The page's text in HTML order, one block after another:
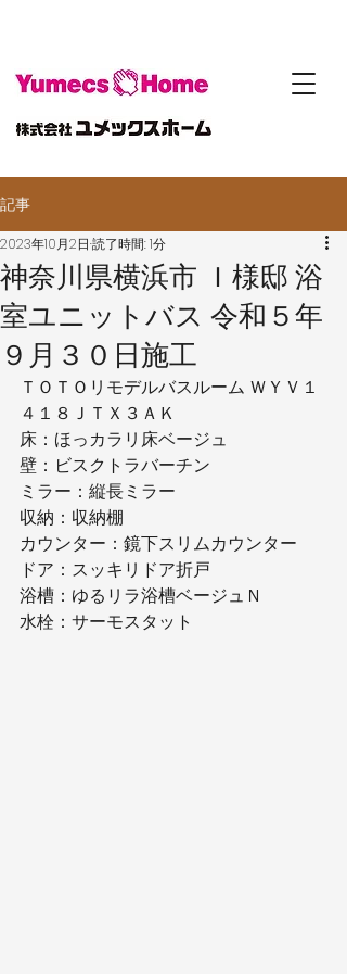
記事
神奈川県横浜市 Ｉ様邸 浴
室ユニットバス 令和５年
９月３０日施工
2023年10月2日 読了時間: 1分
ＴＯＴＯリモデルバスルーム ＷＹＶ１
４１８ＪＴＸ３ＡＫ
床：ほっカラリ床ベージュ
壁：ビスクトラバーチン
ミラー：縦長ミラー
収納：収納棚
カウンター：鏡下スリムカウンター
ドア：スッキリドア折戸
浴槽：ゆるリラ浴槽ベージュＮ
水栓：サーモスタット